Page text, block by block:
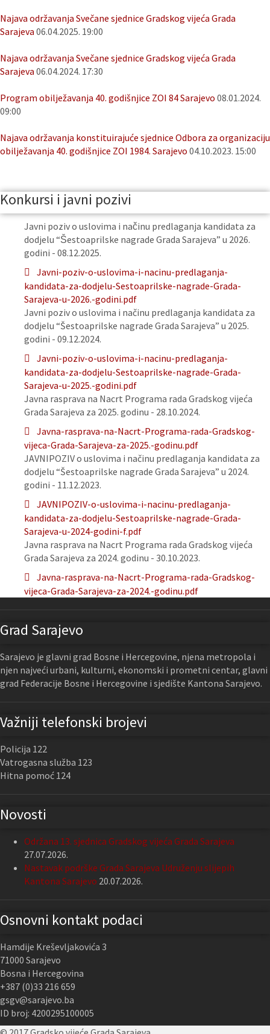
Najava održavanja Svečane sjednice Gradskog vijeća Grada
Sarajeva 06.04.2025. 19:00
Najava održavanja Svečane sjednice Gradskog vijeća Grada
Sarajeva 06.04.2024. 17:30
Program obilježavanja 40. godišnjice ZOI 84 Sarajevo 08.01.2024.
09:00
Najava održavanja konstituirajuće sjednice Odbora za organizaciju
obilježavanja 40. godišnjice ZOI 1984. Sarajevo 04.10.2023. 15:00
Konkursi i javni pozivi
Javni poziv o uslovima i načinu predlaganja kandidata za
dodjelu “Šestoaprilske nagrade Grada Sarajeva” u 2026.
godini - 08.12.2025.
Javni-poziv-o-uslovima-i-nacinu-predlaganja-
kandidata-za-dodjelu-Sestoaprilske-nagrade-Grada-
Sarajeva-u-2026.-godini.pdf
Javni poziv o uslovima i načinu predlaganja kandidata za
dodjelu “Šestoaprilske nagrade Grada Sarajeva” u 2025.
godini - 09.12.2024.
Javni-poziv-o-uslovima-i-nacinu-predlaganja-
kandidata-za-dodjelu-Sestoaprilske-nagrade-Grada-
Sarajeva-u-2025.-godini.pdf
Javna rasprava na Nacrt Programa rada Gradskog vijeća
Grada Sarajeva za 2025. godinu - 28.10.2024.
Javna-rasprava-na-Nacrt-Programa-rada-Gradskog-
vijeca-Grada-Sarajeva-za-2025.-godinu.pdf
JAVNIPOZIV o uslovima i načinu predlaganja kandidata za
dodjelu “Šestoaprilske nagrade Grada Sarajeva” u 2024.
godini - 11.12.2023.
JAVNIPOZIV-o-uslovima-i-nacinu-predlaganja-
kandidata-za-dodjelu-Sestoaprilske-nagrade-Grada-
Sarajeva-u-2024-godini-f.pdf
Javna rasprava na Nacrt Programa rada Gradskog vijeća
Grada Sarajeva za 2024. godinu - 30.10.2023.
Javna-rasprava-na-Nacrt-Programa-rada-Gradskog-
vijeca-Grada-Sarajeva-za-2024.-godinu.pdf
Grad Sarajevo
Sarajevo je glavni grad Bosne i Hercegovine, njena metropola i
njen najveći urbani, kulturni, ekonomski i prometni centar, glavni
grad Federacije Bosne i Hercegovine i sjedište Kantona Sarajevo.
Važniji telefonski brojevi
Policija 122
Vatrogasna služba 123
Hitna pomoć 124
Novosti
Održana 13. sjednica Gradskog vijeća Grada Sarajeva
27.07.2026.
Nastavak podrške Grada Sarajeva Udruženju slijepih
Kantona Sarajevo 20.07.2026.
Osnovni kontakt podaci
Hamdije Kreševljakovića 3
71000 Sarajevo
Bosna i Hercegovina
+387 (0)33 216 659
gsgv@sarajevo.ba
ID broj: 4200295100005